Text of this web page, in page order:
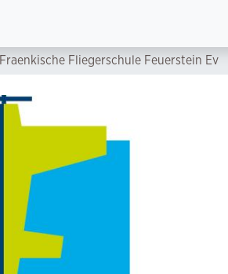
Fraenkische Fliegerschule Feuerstein Ev